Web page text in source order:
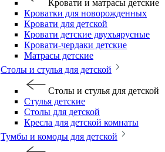
Кровати и матрасы детские
Кроватки для новорожденных
Кровати для детской
Кровати детские двухъярусные
Кровати-чердаки детские
Матрасы детские
Столы и стулья для детской
Столы и стулья для детской
Стулья детские
Столы для детской
Кресла для детской комнаты
Тумбы и комоды для детской